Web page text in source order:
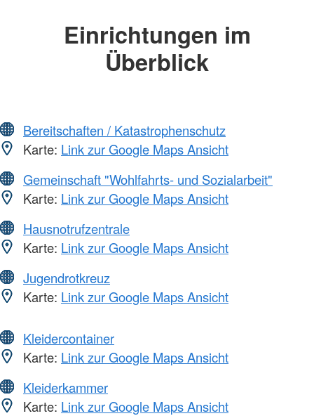
Einrichtungen im
Überblick
Bereitschaften / Katastrophenschutz
Karte: Link zur Google Maps Ansicht
Gemeinschaft "Wohlfahrts- und Sozialarbeit"
Karte: Link zur Google Maps Ansicht
Hausnotrufzentrale
Karte: Link zur Google Maps Ansicht
Jugendrotkreuz
Karte: Link zur Google Maps Ansicht
Kleidercontainer
Karte: Link zur Google Maps Ansicht
Kleiderkammer
Karte: Link zur Google Maps Ansicht